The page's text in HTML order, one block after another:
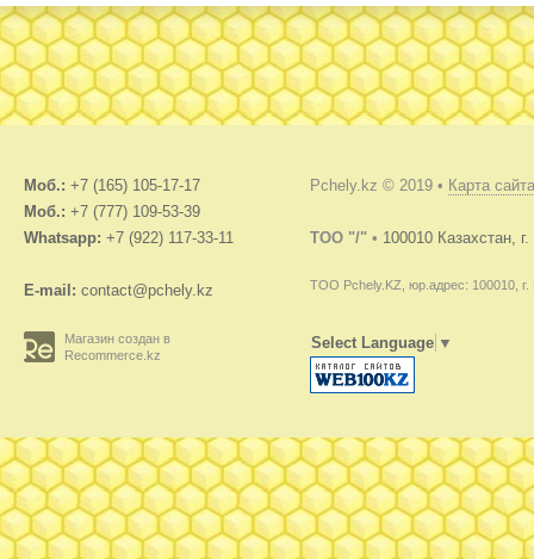
Моб.: +7 (165) 105-17-17
Моб.: +7 (777) 109-53-39
Whatsapp: +7 (922) 117-33-11
E-mail: contact@pchely.kz
Магазин создан в
Recommerce.kz
Pchely.kz © 2019 • Карта сайта
TOO "/" • 100010 Казахстан,
ТОО Pchely.KZ, юр.адрес: 100010, г.
Select Language ▼